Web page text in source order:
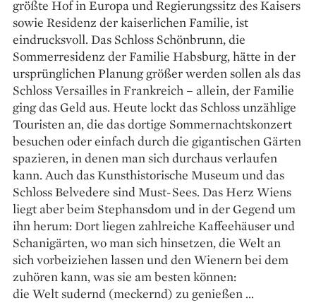
größte Hof in Europa und ­Regierungssitz des Kaisers
sowie Residenz der kaiserlichen Familie, ist
eindrucksvoll. Das Schloss Schönbrunn, die
Sommerresidenz der Familie Habsburg, hätte in der
ursprünglichen Planung größer werden sollen als das
Schloss Versailles in Frankreich – ­allein, der Familie
ging das Geld aus. Heute lockt das Schloss unzählige
Touristen an, die das dortige Sommernachtskonzert
besuchen oder einfach durch die gigantischen Gärten
spazieren, in denen man sich durchaus verlaufen
kann. Auch das Kunsthistorische Museum und das
Schloss Belvedere sind Must-Sees. Das Herz Wiens
liegt aber beim Stephansdom und in der Gegend um
ihn herum: Dort liegen zahlreiche Kaffeehäuser und
Schanigärten, wo man sich hinsetzen, die Welt an
sich vorbeiziehen lassen und den Wienern bei dem
zuhören kann, was sie am besten können:
die Welt sudernd (meckernd) zu genießen …